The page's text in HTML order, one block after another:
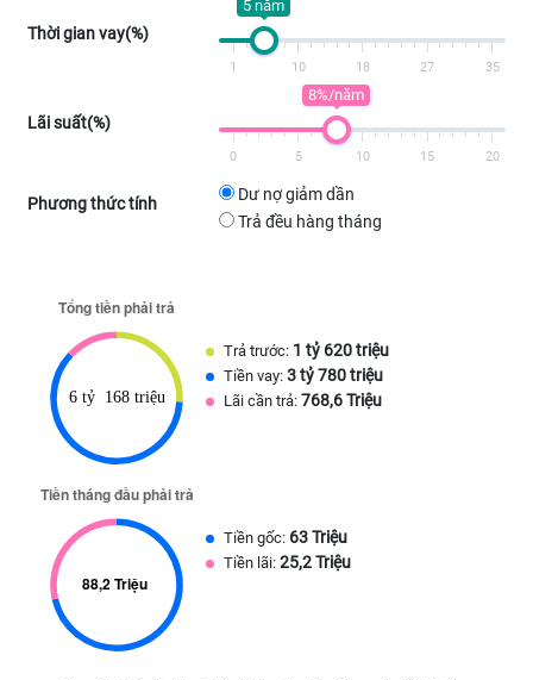
Thời gian vay(%)
5 năm
1 10 18 27 35
Lãi suất(%)
8%/năm
0 5 10 15 20
Phương thức tính
Dư nợ giảm dần
Trả đều hàng tháng
Trả trước: 1 tỷ 620 triệu
Tiền vay: 3 tỷ 780 triệu
Lãi cần trả: 768,6 Triệu
Tiền gốc: 63 Triệu
Tiền lãi: 25,2 Triệu